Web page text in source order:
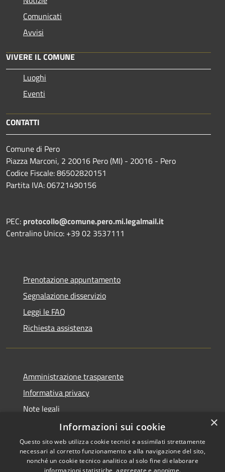
Comunicati
Avvisi
VIVERE IL COMUNE
Luoghi
Eventi
CONTATTI
Comune di Pero
Piazza Marconi, 2 20016 Pero (MI) - 20016 - Pero
Codice Fiscale: 86502820151
Partita IVA: 06721490156
PEC: protocollo@comune.pero.mi.legalmail.it
Centralino Unico: +39 02 3537111
Prenotazione appuntamento
Segnalazione disservizio
Leggi le FAQ
Richiesta assistenza
Amministrazione trasparente
Informativa privacy
Note legali
Dichiarazione di accessibilità
×
Informazioni sui cookie
Questo sito web utilizza cookie tecnici e assimilati strettamente
necessari al corretto funzionamento e alla navigazione del sito,
nonché un cookie tecnico analitico al solo fine di elaborare
informazioni statistiche, aggregate e anonime.